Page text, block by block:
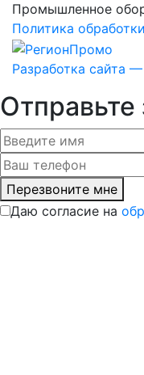
Промышленное
Политика
Разработка сайта
Отправьте
Перезвоните мне
Даю согласие на